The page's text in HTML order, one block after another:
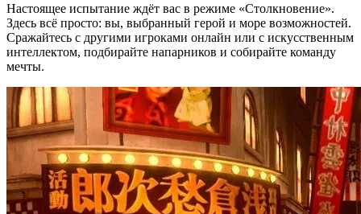
Настоящее испытание ждёт вас в режиме «Столкновение».
Здесь всё просто: вы, выбранный герой и море возможностей.
Сражайтесь с другими игроками онлайн или с искусственным
интеллектом, подбирайте напарников и собирайте команду
мечты.